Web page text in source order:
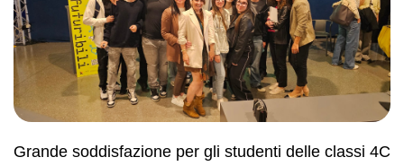
Grande soddisfazione per gli studenti delle classi 4C